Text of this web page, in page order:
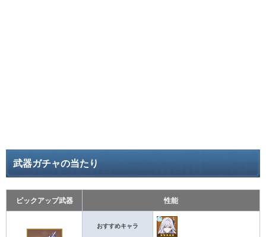
武器ガチャの当たり
ピックアップ武器 性能
おすすめキャラ